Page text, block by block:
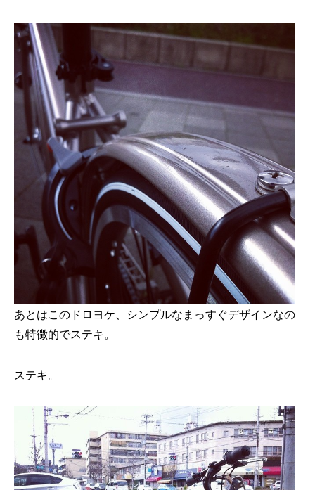
あとはこのドロヨケ、シンプルなまっすぐデザインなの
も特徴的でステキ。
ステキ。